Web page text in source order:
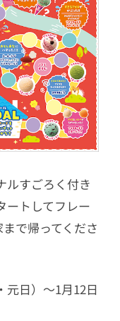
ルすごろく付き
ートしてフレー
で帰ってくださ
元日）～1月12日